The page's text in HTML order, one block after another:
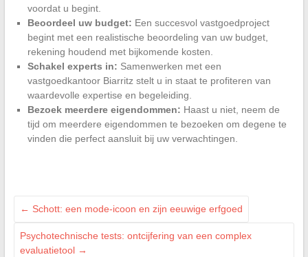
voordat u begint.
Beoordeel uw budget: Een succesvol vastgoedproject
begint met een realistische beoordeling van uw budget,
rekening houdend met bijkomende kosten.
Schakel experts in: Samenwerken met een
vastgoedkantoor Biarritz stelt u in staat te profiteren van
waardevolle expertise en begeleiding.
Bezoek meerdere eigendommen: Haast u niet, neem de
tijd om meerdere eigendommen te bezoeken om degene te
vinden die perfect aansluit bij uw verwachtingen.
← Schott: een mode-icoon en zijn eeuwige erfgoed
Psychotechnische tests: ontcijfering van een complex
evaluatietool →